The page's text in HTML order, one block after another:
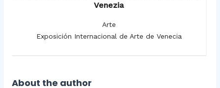
Venezia
Arte
Exposición Internacional de Arte de Venecia
About the author